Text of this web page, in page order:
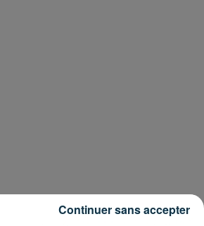
Continuer sans accepter